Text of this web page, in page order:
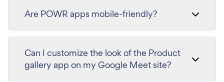
Are POWR apps mobile-friendly?
Can I customize the look of the Product
gallery app on my Google Meet site?